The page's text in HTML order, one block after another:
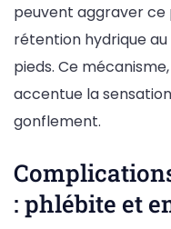
peuvent aggraver
rétention hydrique
pieds. Ce
accentue la
gonflement.
: phlébite et